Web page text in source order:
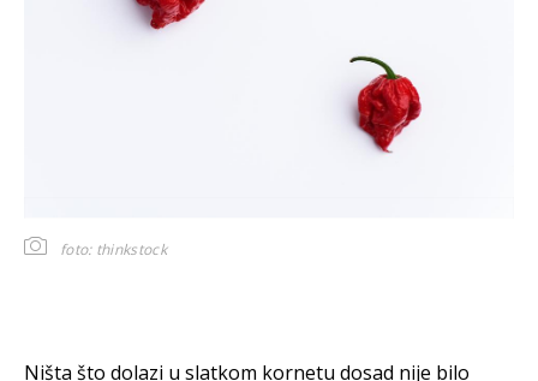
foto: thinkstock
Ništa što dolazi u slatkom kornetu dosad nije bilo